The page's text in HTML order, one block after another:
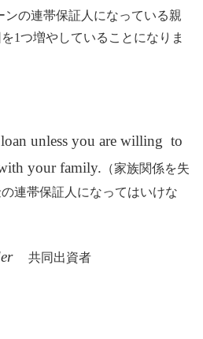
の連帯保証人になっている親
1つ増やしていることになりま
unless you are willing to
your family. （家族関係を失
連帯保証人になってはいけな
共同出資者